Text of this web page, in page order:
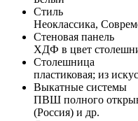
Стиль
Неоклассика,
Стеновая панель
ХДФ в цвет
Столешница
пластиковая; из
Выкатные системы
ПВШ полного
(Россия) и др.